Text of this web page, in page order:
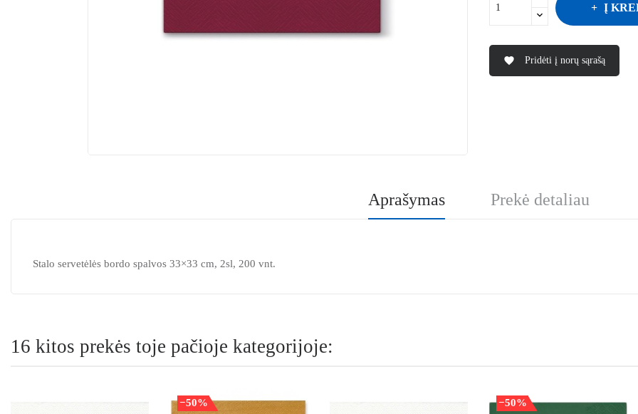
Į
favorite Pridėti į norų sąrašą
Aprašymas Prekė detaliau
Stalo servetėlės bordo spalvos 33×33 cm, 2sl, 200 vnt.
16 kitos prekės toje pačioje kategorijoje:
−50% −50%